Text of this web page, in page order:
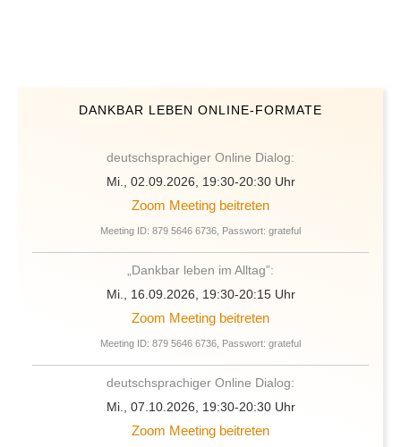
DANKBAR LEBEN ONLINE-FORMATE
deutschsprachiger Online Dialog:
Mi., 02.09.2026, 19:30-20:30 Uhr
Zoom Meeting beitreten
Meeting ID: 879 5646 6736, Passwort: grateful
„Dankbar leben im Alltag”:
Mi., 16.09.2026, 19:30-20:15 Uhr
Zoom Meeting beitreten
Meeting ID: 879 5646 6736, Passwort: grateful
deutschsprachiger Online Dialog:
Mi., 07.10.2026, 19:30-20:30 Uhr
Zoom Meeting beitreten